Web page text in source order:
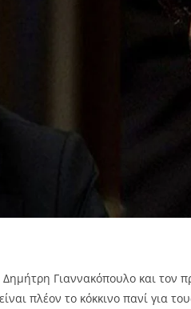
Γιαννακόπουλο και τον
πλέον το κόκκινο πανί για